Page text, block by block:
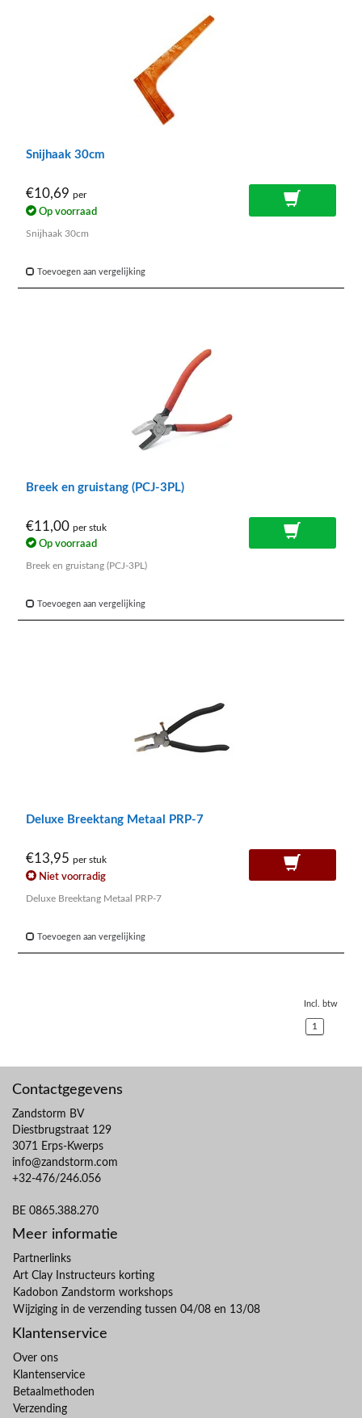
Snijhaak 30cm
€10,69 per
Op voorraad
Snijhaak 30cm
Toevoegen aan vergelijking
Breek en gruistang (PCJ-3PL)
€11,00 per stuk
Op voorraad
Breek en gruistang (PCJ-3PL)
Toevoegen aan vergelijking
Deluxe Breektang Metaal PRP-7
€13,95 per stuk
Niet voorradig
Deluxe Breektang Metaal PRP-7
Toevoegen aan vergelijking
Incl. btw
1
Contactgegevens
Zandstorm BV
Diestbrugstraat 129
3071 Erps-Kwerps
info@zandstorm.com
+32-476/246.056
BE 0865.388.270
Meer informatie
Partnerlinks
Art Clay Instructeurs korting
Kadobon Zandstorm workshops
Wijziging in de verzending tussen 04/08 en 13/08
Klantenservice
Over ons
Klantenservice
Betaalmethoden
Verzending